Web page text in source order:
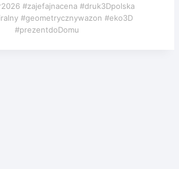
#zajefajnacena #druk3Dpolska
#geometrycznywazon #eko3D
#prezentdoDomu